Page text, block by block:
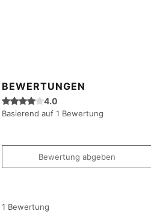
BEWERTUNGEN
Mit 4 von 5 Sternen bewertet.
4.0
Basierend auf 1 Bewertung
Bewertung abgeben
1 Bewertung